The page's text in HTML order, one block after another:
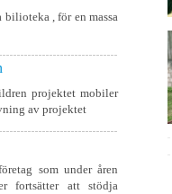
, för en massa
projektet mobiler
av projektet
som under åren
fortsätter att stödja